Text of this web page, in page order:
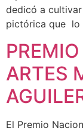
dedicó a
pictórica que
ARTES
El Premio